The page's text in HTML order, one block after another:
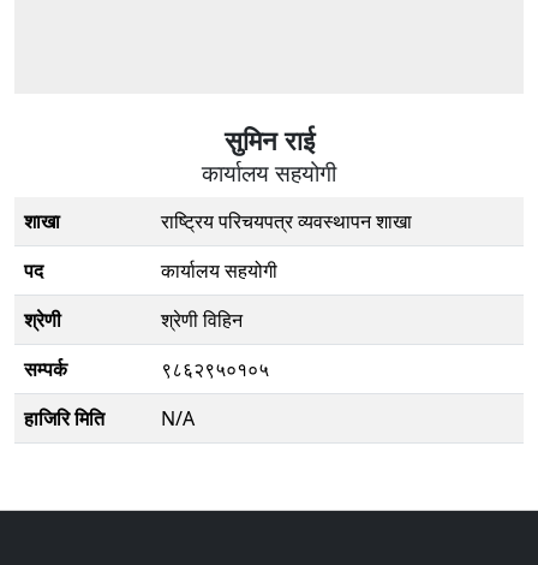
सुमिन राई
कार्यालय सहयोगी
शाखा
राष्ट्रिय परिचयपत्र व्यवस्थापन शाखा
पद
कार्यालय सहयोगी
श्रेणी
श्रेणी विहिन
सम्पर्क
९८६२९५०१०५
हाजिरि मिति
N/A